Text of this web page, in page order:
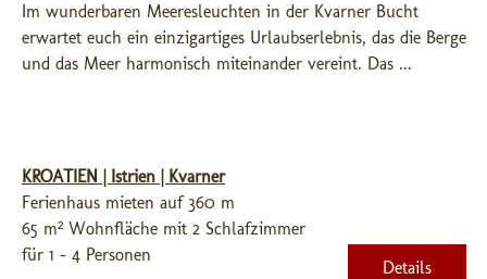
Im wunderbaren Meeresleuchten in der Kvarner Bucht
erwartet euch ein einzigartiges Urlaubserlebnis, das die Berge
und das Meer harmonisch miteinander vereint. Das ...
KROATIEN | Istrien | Kvarner
Ferienhaus mieten auf 360 m
65 m² Wohnfläche mit 2 Schlafzimmer
für 1 - 4 Personen
Details